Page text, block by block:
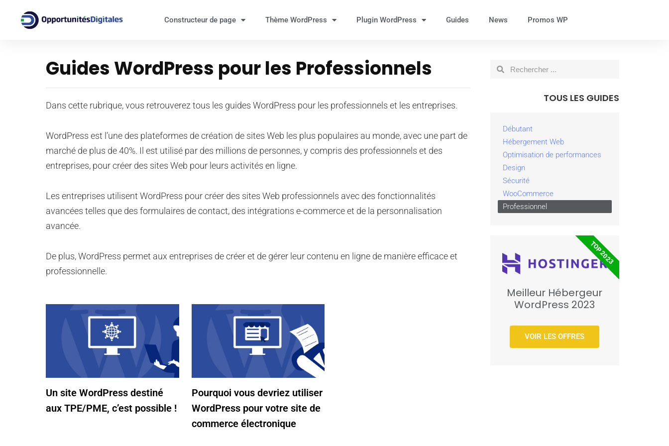
Constructeur de page Thème WordPress Plugin WordPress Guides News Promos WP
Guides WordPress pour les Professionnels
Dans cette rubrique, vous retrouverez tous les guides WordPress pour les professionnels et les entreprises.
WordPress est l’une des plateformes de création de sites Web les plus populaires au monde, avec une part de
marché de plus de 40%. Il est utilisé par des millions de personnes, y compris des professionnels et des
entreprises, pour créer des sites Web pour leurs activités en ligne.
Les entreprises utilisent WordPress pour créer des sites Web professionnels avec des fonctionnalités
avancées telles que des formulaires de contact, des intégrations e-commerce et de la personnalisation
avancée.
De plus, WordPress permet aux entreprises de créer et de gérer leur contenu en ligne de manière efficace et
professionnelle.
Un site WordPress destiné
aux TPE/PME, c’est possible !
Pourquoi vous devriez utiliser
WordPress pour votre site de
commerce électronique
TOUS LES GUIDES
Débutant
Hébergement Web
Optimisation de performances
Design
Sécurité
WooCommerce
Professionnel
Meilleur Hébergeur
WordPress 2023
VOIR LES OFFRES
TOP 2023